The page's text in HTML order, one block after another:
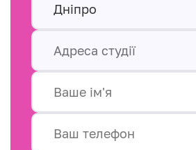
Дніпро
Адреса студії